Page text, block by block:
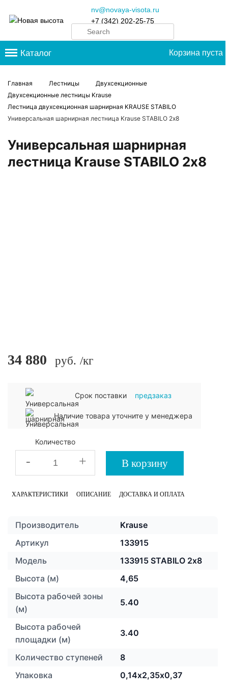
nv@novaya-visota.ru
+7 (342) 202-25-75
Корзина пуста
Каталог
Главная Лестницы
Двухсекционные
Двухсекционные лестницы Krause
Лестница двухсекционная шарнирная KRAUSE STABILO
Универсальная шарнирная лестница Krause STABILO 2х8
Универсальная шарнирная
лестница Krause STABILO 2х8
34 880 руб. /кг
Срок поставки предзаказ
Наличие товара уточните у менеджера
Количество
+
- В корзину
ХАРАКТЕРИСТИКИ ОПИСАНИЕ ДОСТАВКА И ОПЛАТА
Производитель
Krause
Артикул
133915
Модель
133915 STABILO 2х8
Высота (м)
4,65
Высота рабочей зоны
(м)
5.40
Высота рабочей
площадки (м)
3.40
Количество ступеней
8
Упаковка
0,14х2,35х0,37